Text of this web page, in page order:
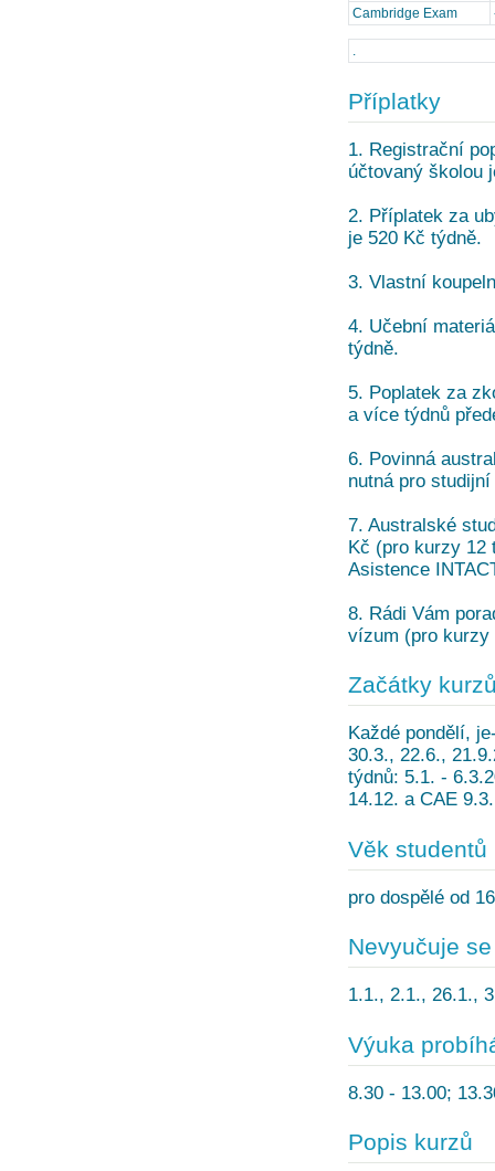
Cambridge Exam
.
Příplatky
1. Registrační
účtovaný školou
2. Příplatek za
je 520 Kč týdně.
3. Vlastní
4. Učební
týdně.
5. Poplatek za
a více týdnů
6. Povinná
nutná pro
7. Australské
Kč (pro kurzy 12
Asistence
8. Rádi Vám
vízum (pro kurzy
Začátky
Každé pondělí,
30.3., 22.6.,
týdnů: 5.1. -
14.12. a CAE
Věk studentů
pro dospělé od
Nevyučuje se
1.1., 2.1., 26.1.,
Výuka
8.30 - 13.00;
Popis kurzů